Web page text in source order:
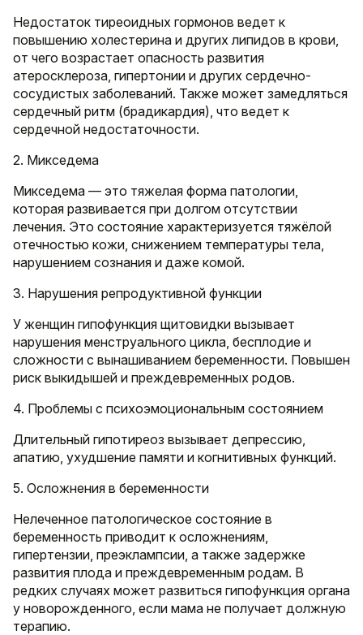
Недостаток тиреоидных гормонов ведет к
повышению холестерина и других липидов в крови,
от чего возрастает опасность развития
атеросклероза, гипертонии и других сердечно-
сосудистых заболеваний. Также может замедляться
сердечный ритм (брадикардия), что ведет к
сердечной недостаточности.
2. Микседема
Микседема — это тяжелая форма патологии,
которая развивается при долгом отсутствии
лечения. Это состояние характеризуется тяжёлой
отечностью кожи, снижением температуры тела,
нарушением сознания и даже комой.
3. Нарушения репродуктивной функции
У женщин гипофункция щитовидки вызывает
нарушения менструального цикла, бесплодие и
сложности с вынашиванием беременности. Повышен
риск выкидышей и преждевременных родов.
4. Проблемы с психоэмоциональным состоянием
Длительный гипотиреоз вызывает депрессию,
апатию, ухудшение памяти и когнитивных функций.
5. Осложнения в беременности
Нелеченное патологическое состояние в
беременность приводит к осложнениям,
гипертензии, преэклампсии, а также задержке
развития плода и преждевременным родам. В
редких случаях может развиться гипофункция органа
у новорожденного, если мама не получает должную
терапию.